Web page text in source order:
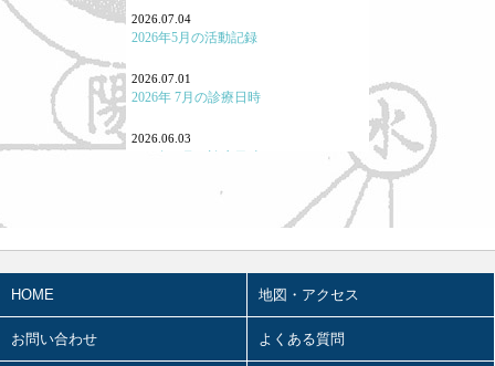
「怒り方」の大事
｢泣く｣とはどういうことか
重症・難病と東洋医学
2026.07.04
2026年5月の活動記録
2026.07.01
2026年 7月の診療日時
2026.06.03
2026年 6月の診療日時
2026年3月の活動記録
2026.05.01
HOME 地図・アクセス
お問い合わせ よくある質問